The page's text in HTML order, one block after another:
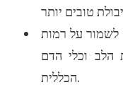
לשמור על רמות
הלב וכלי הדם
הכללית.